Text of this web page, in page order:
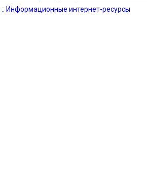
:: Информационные интернет-ресурсы